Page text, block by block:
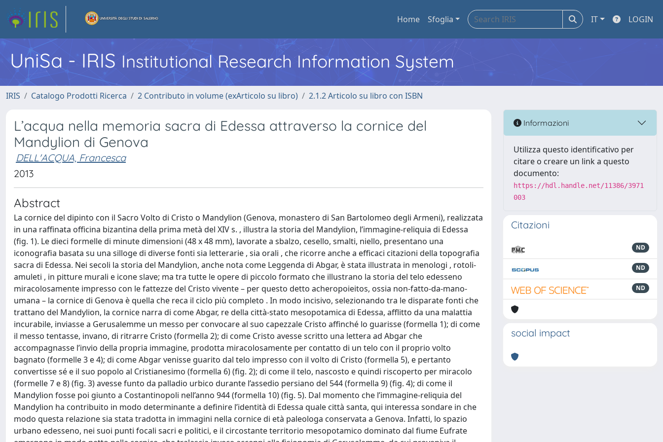
Home Sfoglia IT LOGIN
UniSa - IRIS Institutional Research Information System
IRIS Catalogo Prodotti Ricerca 2 Contributo in volume (exArticolo su libro) 2.1.2 Articolo su libro con ISBN
L’acqua nella memoria sacra di Edessa attraverso la cornice del
Mandylion di Genova
DELL'ACQUA, Francesca
2013
Abstract
La cornice del dipinto con il Sacro Volto di Cristo o Mandylion (Genova, monastero di San Bartolomeo degli Armeni), realizzata
in una raffinata officina bizantina della prima metà del XIV s. , illustra la storia del Mandylion, l’immagine-reliquia di Edessa
(fig. 1). Le dieci formelle di minute dimensioni (48 x 48 mm), lavorate a sbalzo, cesello, smalti, niello, presentano una
iconografia basata su una silloge di diverse fonti sia letterarie , sia orali , che ricorre anche a efficaci citazioni della topografia
sacra di Edessa. Nei secoli la storia del Mandylion, anche nota come Leggenda di Abgar, è stata illustrata in menologi , rotoli-
amuleti , in pitture murali e icone slave; ma tra tutte le opere di piccolo formato che illustrano la storia del telo edesseno
miracolosamente impresso con le fattezze del Cristo vivente – per questo detto acheropoieitos, ossia non-fatto-da-mano-
umana – la cornice di Genova è quella che reca il ciclo più completo . In modo incisivo, selezionando tra le disparate fonti che
trattano del Mandylion, la cornice narra di come Abgar, re della città-stato mesopotamica di Edessa, afflitto da una malattia
incurabile, inviasse a Gerusalemme un messo per convocare al suo capezzale Cristo affinché lo guarisse (formella 1); di come
il messo tentasse, invano, di ritrarre Cristo (formella 2); di come Cristo avesse scritto una lettera ad Abgar che
accompagnasse l’invio della propria immagine, prodotta miracolosamente per contatto di un telo con il proprio volto
bagnato (formelle 3 e 4); di come Abgar venisse guarito dal telo impresso con il volto di Cristo (formella 5), e pertanto
convertisse sé e il suo popolo al Cristianesimo (formella 6) (fig. 2); di come il telo, nascosto e quindi riscoperto per miracolo
(formelle 7 e 8) (fig. 3) avesse funto da palladio urbico durante l’assedio persiano del 544 (formella 9) (fig. 4); di come il
Mandylion fosse poi giunto a Costantinopoli nell’anno 944 (formella 10) (fig. 5). Dal momento che l’immagine-reliquia del
Mandylion ha contribuito in modo determinante a definire l’identità di Edessa quale città santa, qui interessa sondare in che
modo questa relazione sia stata tradotta in immagini nella cornice di età paleologa conservata a Genova. Infatti, lo spazio
urbano edesseno, nei suoi punti focali sacri e politici, e il circostante territorio mesopotamico dominato dal fiume Eufrate
Informazioni
Utilizza questo identificativo per
citare o creare un link a questo
documento:
https://hdl.handle.net/11386/3971
003
Citazioni
ND
ND
ND
social impact